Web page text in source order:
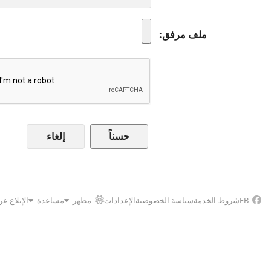
ملف مرفق
إلغاء
FBشروط الخدمةسياسة الخصوصيةالإعدادات مظهر مساعدة الإبلاغ